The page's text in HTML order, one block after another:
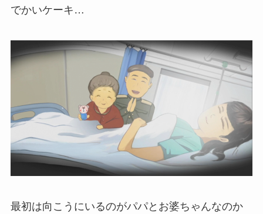
でかいケーキ…
最初は向こうにいるのがパパとお婆ちゃんなのか